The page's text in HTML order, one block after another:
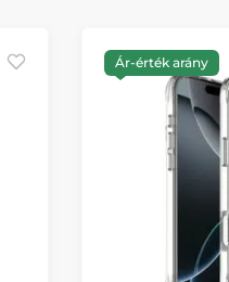
Ár-érték arány